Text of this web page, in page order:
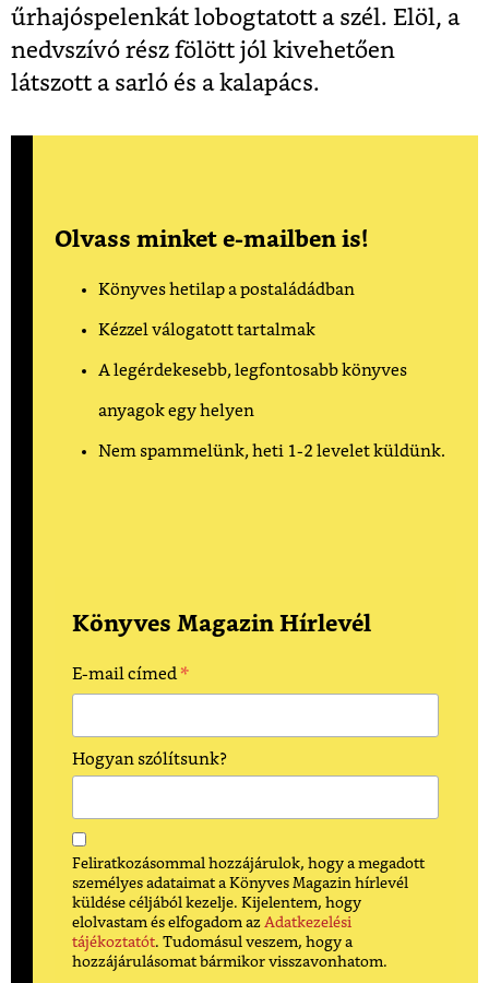
űrhajóspelenkát lobogtatott a szél. Elöl, a
nedvszívó rész fölött jól kivehetően
látszott a sarló és a kalapács.
Olvass minket e-mailben is!
Könyves hetilap a postaládádban
Kézzel válogatott tartalmak
A legérdekesebb, legfontosabb könyves
anyagok egy helyen
Nem spammelünk, heti 1-2 levelet küldünk.
Könyves Magazin Hírlevél
E-mail címed *
Hogyan szólítsunk?
Feliratkozásommal hozzájárulok, hogy a megadott
személyes adataimat a Könyves Magazin hírlevél
küldése céljából kezelje. Kijelentem, hogy
elolvastam és elfogadom az Adatkezelési
tájékoztatót. Tudomásul veszem, hogy a
hozzájárulásomat bármikor visszavonhatom.